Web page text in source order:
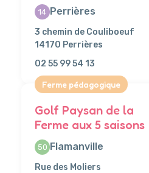
14 Perrières
3 chemin de Couliboeuf
14170 Perrières
02 55 99 54 13
Ferme pédagogique
Golf Paysan de la
Ferme aux 5 saisons
50 Flamanville
Rue des Moliers